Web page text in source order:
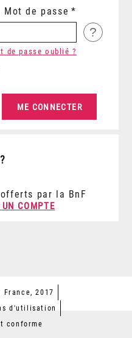
Mot de passe
?
de passe oublié ?
par la BnF
UN COMPTE
2017
d'utilisation
conforme